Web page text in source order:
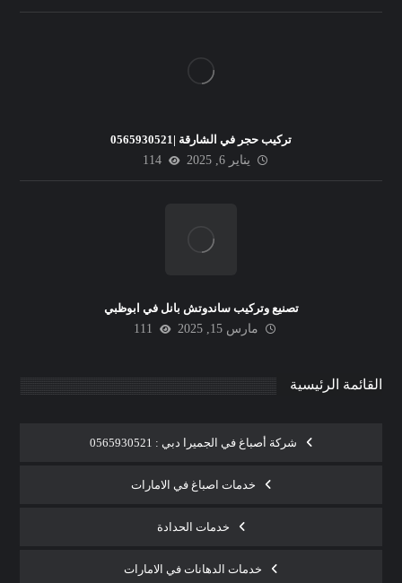
تركيب حجر في الشارقة |0565930521
يناير 6, 2025
114
تصنيع وتركيب ساندوتش بانل في ابوظبي
مارس 15, 2025
111
القائمة الرئيسية
شركة أصباغ في الجميرا دبي : 0565930521
خدمات اصباغ في الامارات
خدمات الحدادة
خدمات الدهانات في الامارات